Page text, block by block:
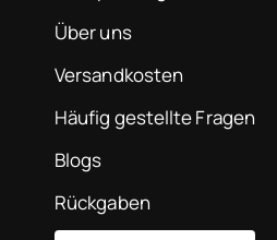
Über uns
Versandkosten
Häufig gestellte Fragen
Blogs
Rückgaben